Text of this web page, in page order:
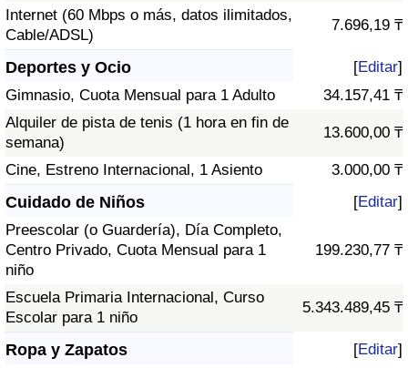
Internet (60 Mbps o más, datos ilimitados,
Cable/ADSL)
7.696,19 ₸
Deportes y Ocio [Editar]
Gimnasio, Cuota Mensual para 1 Adulto
34.157,41 ₸
Alquiler de pista de tenis (1 hora en fin de
semana)
13.600,00 ₸
Cine, Estreno Internacional, 1 Asiento 3.000,00 ₸
Cuidado de Niños [Editar]
Preescolar (o Guardería), Día Completo,
Centro Privado, Cuota Mensual para 1
niño
199.230,77 ₸
Escuela Primaria Internacional, Curso
Escolar para 1 niño
5.343.489,45 ₸
Ropa y Zapatos [Editar]